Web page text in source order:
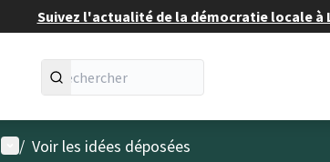
Suivez l'actualité de la démocratie locale à
Menu utilisateur
/ Voir les idées déposées